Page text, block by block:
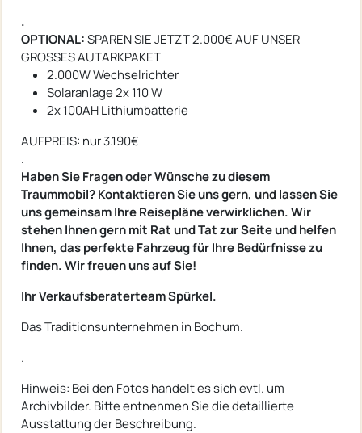
.
OPTIONAL:SPAREN SIE JETZT 2.000€ AUF UNSER
GROSSES AUTARKPAKET
2.000W Wechselrichter
Solaranlage 2x 110 W
2x 100AH Lithiumbatterie
AUFPREIS: nur 3.190€
.
Haben Sie Fragen oder Wünsche zu diesem
Traummobil? Kontaktieren Sie uns gern, und lassen Sie
uns gemeinsam Ihre Reisepläne verwirklichen. Wir
stehen Ihnen gern mit Rat und Tat zur Seite und helfen
Ihnen, das perfekte Fahrzeug für Ihre Bedürfnisse zu
finden. Wir freuen uns auf Sie!
Ihr Verkaufsberaterteam Spürkel.
Das Traditionsunternehmen in Bochum.
.
Hinweis: Bei den Fotos handelt es sich evtl. um
Archivbilder. Bitte entnehmen Sie die detaillierte
Ausstattung der Beschreibung.